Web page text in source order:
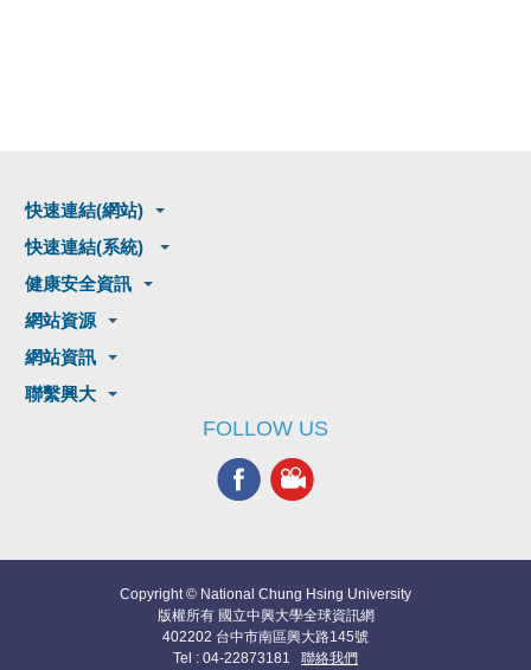
快速連結(網站)
快速連結(系統)
健康安全資訊
網站資源
網站資訊
聯繫興大
FOLLOW US
Copyright © National Chung Hsing University
版權所有 國立中興大學全球資訊網
402202 台中市南區興大路145號
Tel : 04-22873181 聯絡我們